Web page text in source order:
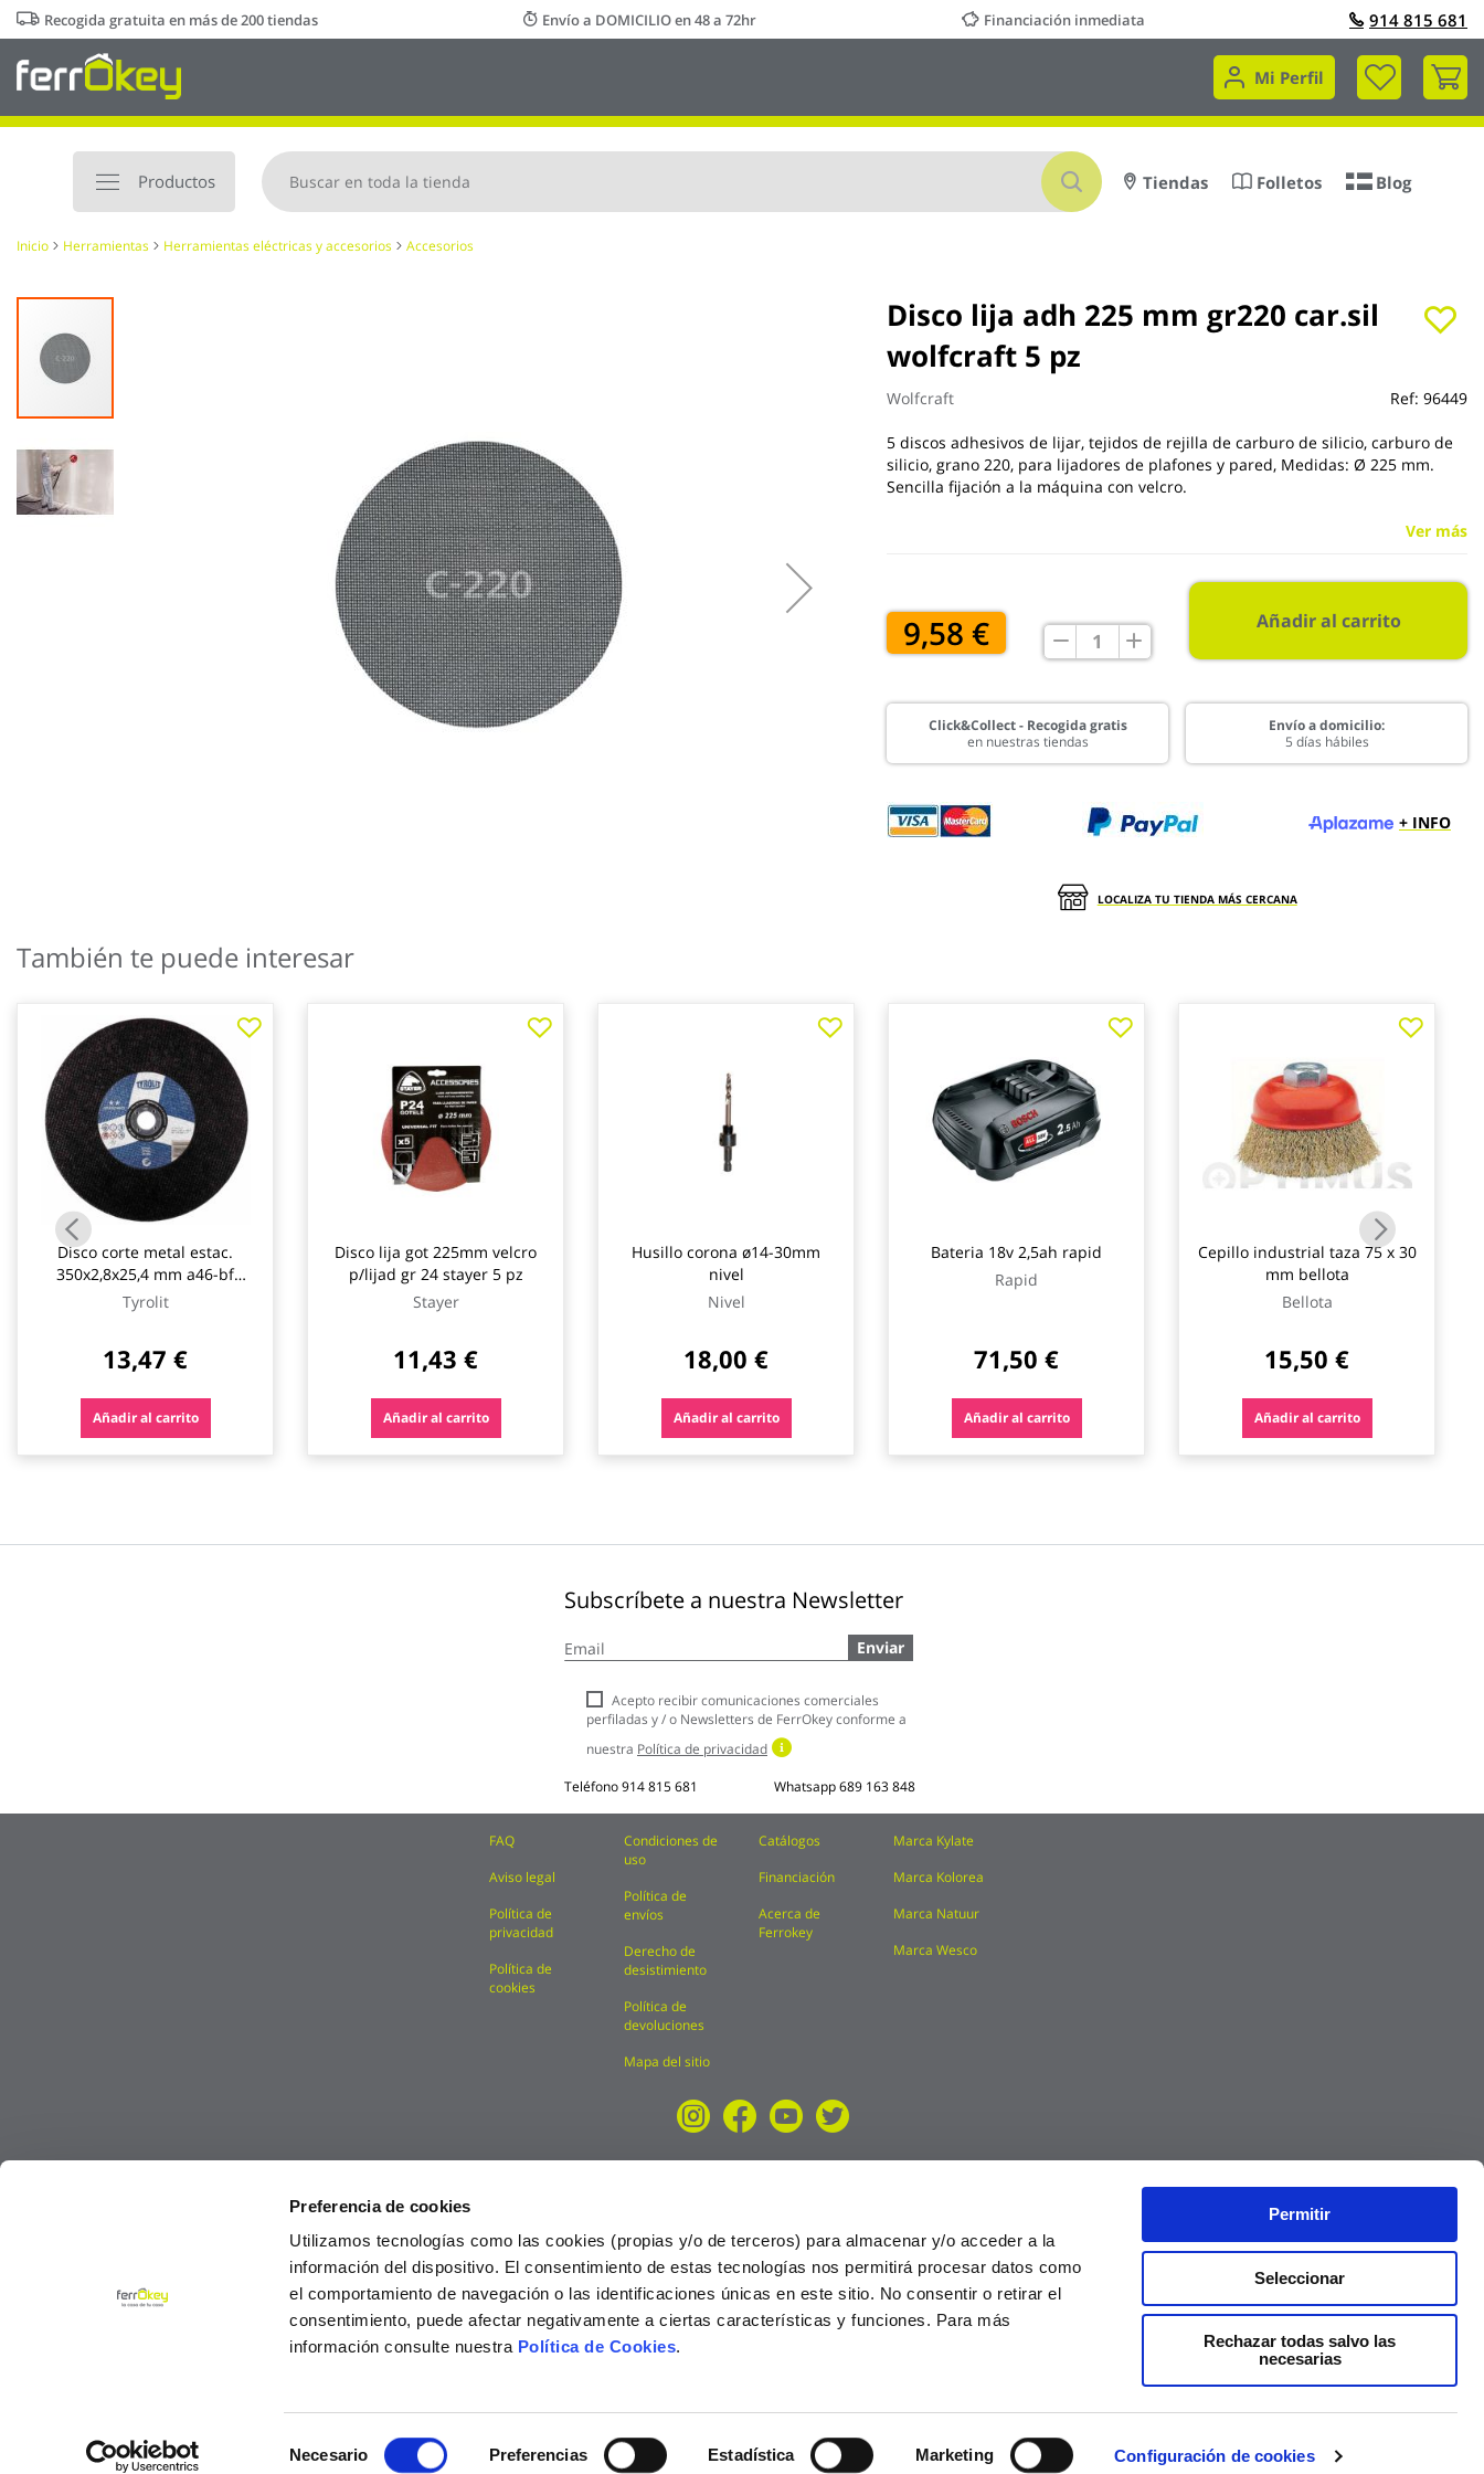
Preferencia de cookies
Utilizamos tecnologías como las cookies (propias y/o de terceros) para almacenar y/o acceder a la
información del dispositivo. El consentimiento de estas tecnologías nos permitirá procesar datos como
el comportamiento de navegación o las identificaciones únicas en este sitio. No consentir o retirar el
consentimiento, puede afectar negativamente a ciertas características y funciones. Para más
información consulte nuestra Política de Cookies.
Necesario Preferencias Estadística Marketing Configuración de cookies
Permitir
Seleccionar
Rechazar todas salvo las
necesarias
Ir
al
contenido
Recogida gratuita en más de 200 tiendas Envío a DOMICILIO en 48 a 72hr Financiación inmediata 914 815 681
Mi Perfil
Mi
Productos
Buscar
Tiendas Folletos Blog
Inicio Herramientas Herramientas eléctricas y accesorios Accesorios
Disco lija adh 225 mm gr220 car.sil
wolfcraft 5 pz
Wolfcraft Ref: 96449
5 discos adhesivos de lijar, tejidos de rejilla de carburo de silicio, carburo de
silicio, grano 220, para lijadores de plafones y pared, Medidas: Ø 225 mm.
Sencilla fijación a la máquina con velcro.
Ver más
9,58 € Añadir al carrito
Click&Collect - Recogida gratis
en nuestras tiendas
Envío a domicilio:
5 días hábiles
+ INFO
LOCALIZA TU TIENDA MÁS CERCANA
Saltar
final
galería
imágenes
de
imágenes
También te puede interesar
Disco corte metal estac.
350x2,8x25,4 mm a46-bf
tyrolit
Tyrolit
13,47 €
Añadir al carrito
Disco lija got 225mm velcro
p/lijad gr 24 stayer 5 pz
Stayer
11,43 €
Añadir al carrito
Husillo corona ø14-30mm
nivel
Nivel
18,00 €
Añadir al carrito
Bateria 18v 2,5ah rapid
Rapid
71,50 €
Añadir al carrito
Cepillo industrial taza 75 x 30
mm bellota
Bellota
15,50 €
Añadir al carrito
Subscríbete a nuestra Newsletter
a
boletín
noticias:
Enviar
Acepto recibir comunicaciones comerciales
perfiladas y / o Newsletters de FerrOkey conforme a
nuestra Política de privacidad
Teléfono914 815 681 Whatsapp689 163 848
FAQ
Aviso legal
Política de
privacidad
Política de
cookies
Condiciones de
uso
Política de
envíos
Derecho de
desistimiento
Política de
devoluciones
Mapa del sitio
Catálogos
Financiación
Acerca de
Ferrokey
Marca Kylate
Marca Kolorea
Marca Natuur
Marca Wesco
© Ferrokey todos los derechos reservados 2025 Precios válidos solo en la web, no en tienda